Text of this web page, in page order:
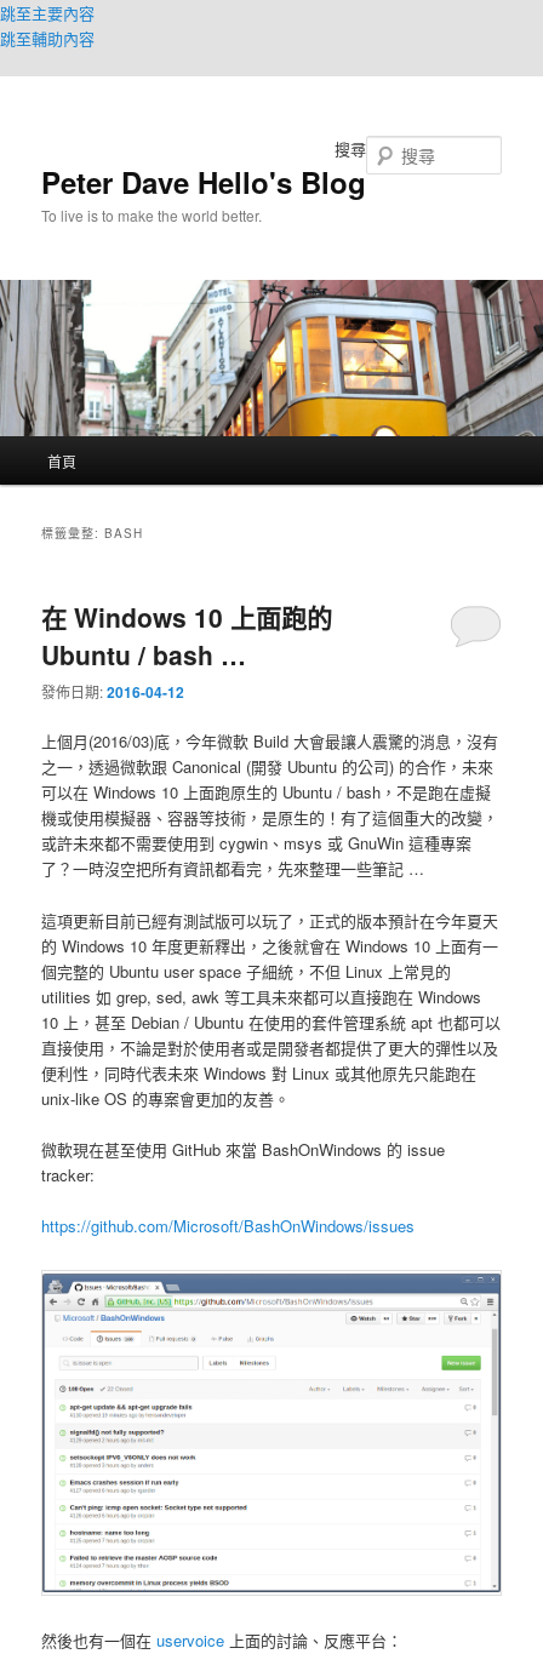
跳至主要內容
跳至輔助內容
Peter Dave Hello's Blog
To live is to make the world better.
搜尋
首頁
標籤彙整:BASH
在 Windows 10 上面跑的
Ubuntu / bash …
發佈日期:2016-04-12
上個月(2016/03)底，今年微軟 Build 大會最讓人震驚的消息，沒有
之一，透過微軟跟 Canonical (開發 Ubuntu 的公司) 的合作，未來
可以在 Windows 10 上面跑原生的 Ubuntu / bash，不是跑在虛擬
機或使用模擬器、容器等技術，是原生的！有了這個重大的改變，
或許未來都不需要使用到 cygwin、msys 或 GnuWin 這種專案
了？一時沒空把所有資訊都看完，先來整理一些筆記 …
這項更新目前已經有測試版可以玩了，正式的版本預計在今年夏天
的 Windows 10 年度更新釋出，之後就會在 Windows 10 上面有一
個完整的 Ubuntu user space 子細統，不但 Linux 上常見的
utilities 如 grep, sed, awk 等工具未來都可以直接跑在 Windows
10 上，甚至 Debian / Ubuntu 在使用的套件管理系統 apt 也都可以
直接使用，不論是對於使用者或是開發者都提供了更大的彈性以及
便利性，同時代表未來 Windows 對 Linux 或其他原先只能跑在
unix-like OS 的專案會更加的友善。
微軟現在甚至使用 GitHub 來當 BashOnWindows 的 issue
tracker:
https://github.com/Microsoft/BashOnWindows/issues
然後也有一個在uservoice 上面的討論、反應平台：